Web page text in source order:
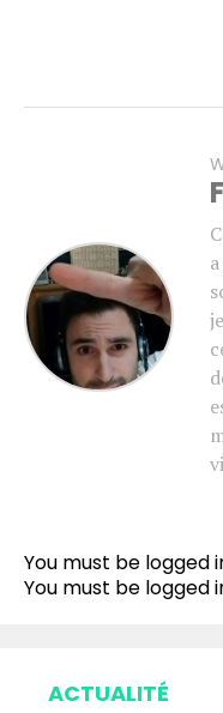
You must be
You must be logged
ACTUALITÉ